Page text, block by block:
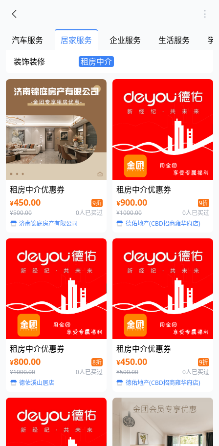
汽车服务 居家服务 企业服务 生活服务
学
装饰装修
租房中介
租房中介优惠券
¥450.00
9折
¥500.00
0人已买过
济南锦庭房产有限公司
租房中介优惠券
¥900.00
9折
¥1000.00
0人已买过
德佑地产(CBD招商雍华府店)
租房中介优惠券
¥800.00
8折
¥1000.00
0人已买过
德佑溪山居店
租房中介优惠券
¥450.00
9折
¥500.00
0人已买过
德佑地产(CBD招商雍华府店)